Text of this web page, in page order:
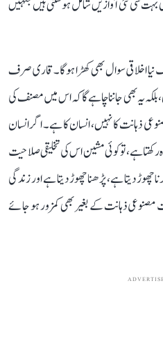
سی نئی آوازیں شامل ہو سکتی ہیں جنہیں
اخلاقی سوال بھی کھڑا ہوگا۔ قاری صرف
بلکہ یہ بھی جاننا چاہے گا کہ اس میں مصنف کی
ذہانت کا نہیں، انسان کا ہے۔ اگر انسان
رکھتا ہے، تو کوئی مشین اس کی تخلیقی صلاحیت
چھوڑ دیتا ہے، پڑھنا چھوڑ دیتا ہے اور زندگی
ذہانت کے بغیر بھی کمزور ہو جائے